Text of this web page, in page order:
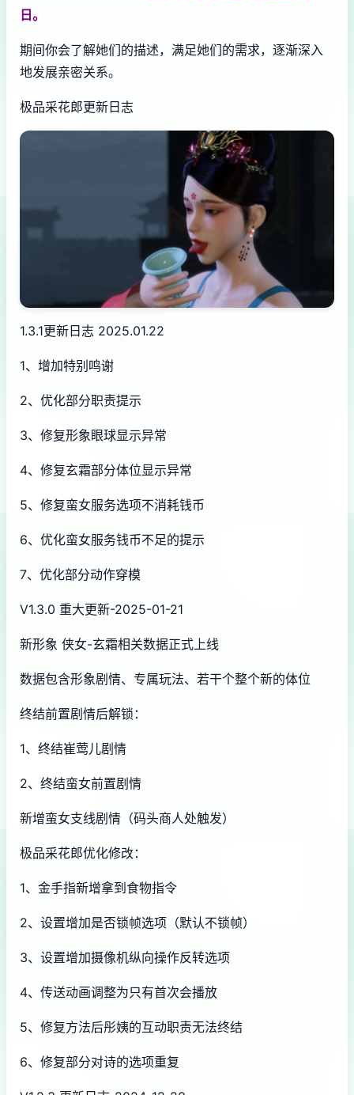
日。
期间你会了解她们的描述，满足她们的需求，逐渐深入
地发展亲密关系。
极品采花郎更新日志
1.3.1更新日志 2025.01.22
1、增加特别鸣谢
2、优化部分职责提示
3、修复形象眼球显示异常
4、修复玄霜部分体位显示异常
5、修复蛮女服务选项不消耗钱币
6、优化蛮女服务钱币不足的提示
7、优化部分动作穿模
V1.3.0 重大更新-2025-01-21
新形象 侠女-玄霜相关数据正式上线
数据包含形象剧情、专属玩法、若干个整个新的体位
终结前置剧情后解锁：
1、终结崔莺儿剧情
2、终结蛮女前置剧情
新增蛮女支线剧情（码头商人处触发）
极品采花郎优化修改：
1、金手指新增拿到食物指令
2、设置增加是否锁帧选项（默认不锁帧）
3、设置增加摄像机纵向操作反转选项
4、传送动画调整为只有首次会播放
5、修复方法后彤姨的互动职责无法终结
6、修复部分对诗的选项重复